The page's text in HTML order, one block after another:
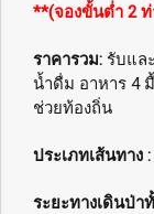
**(จองขั้นต่ำ 2
ราคารวม: รับแล
น้ำดื่ม อาหาร 4
ช่วยท้องถิ่น
ประเภทเส้นทาง :
ระยะทางเดินป่า